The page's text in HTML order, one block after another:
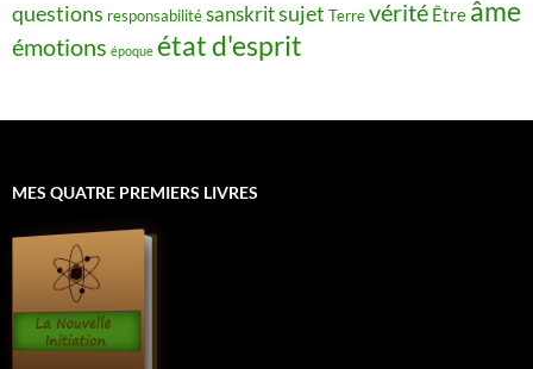
questions responsabilitésanskritsujet Terrevérité Être âme
émotions époque état d'esprit
MES QUATRE PREMIERS LIVRES